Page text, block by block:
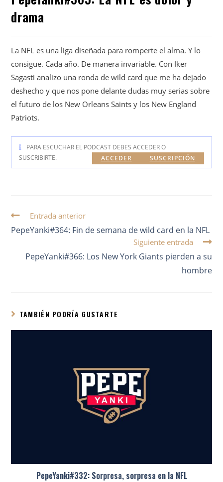
drama
La NFL es una liga diseñada para romperte el alma. Y lo
consigue. Cada año. De manera invariable. Con Iker
Sagasti analizo una ronda de wild card que me ha dejado
deshecho y que nos pone delante dudas muy serias sobre
el futuro de los New Orleans Saints y los New England
Patriots.
PARA ESCUCHAR EL PODCAST DEBES ACCEDER O
SUSCRIBIRTE.
SUSCRIPCIÓN
ACCEDER
Entrada anterior
PepeYanki#364: Fin de semana de wild card en la NFL
Siguiente entrada
PepeYanki#366: Los New York Giants pierden a su
hombre
TAMBIÉN PODRÍA GUSTARTE
PepeYanki#332: Sorpresa, sorpresa en la NFL